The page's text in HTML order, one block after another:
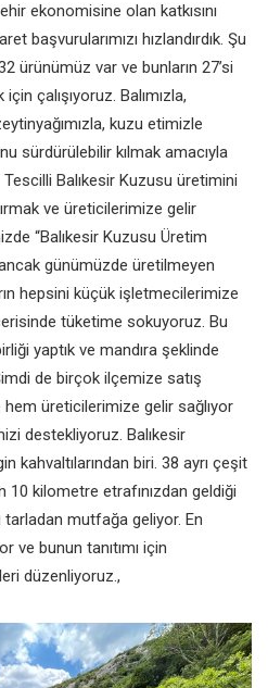
ekonomisine olan katkısını
başvurularımızı hızlandırdık. Şu
ürünümüz var ve bunların 27’si
için çalışıyoruz. Balımızla,
kuzu etimizle
sürdürülebilir kılmak amacıyla
Tescilli Balıkesir Kuzusu üretimini
ve üreticilerimize gelir
“Balıkesir Kuzusu Üretim
günümüzde üretilmeyen
hepsini küçük işletmecilerimize
tüketime sokuyoruz. Bu
yaptık ve mandıra şeklinde
de birçok ilçemize satış
hem üreticilerimize gelir sağlıyor
destekliyoruz. Balıkesir
kahvaltılarından biri. 38 ayrı çeşit
10 kilometre etrafınızdan geldiği
tarladan mutfağa geliyor. En
ve bunun tanıtımı için
düzenliyoruz.,